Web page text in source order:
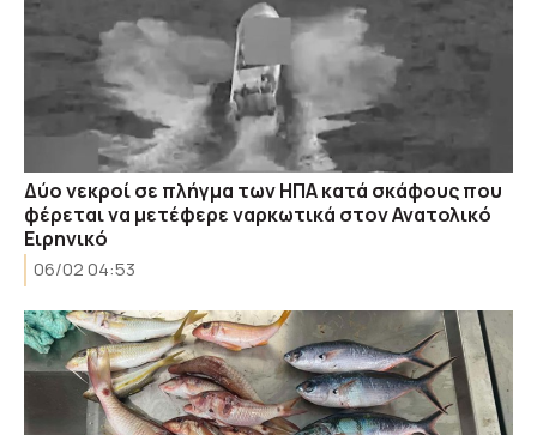
Δύο νεκροί σε πλήγμα των ΗΠΑ κατά σκάφους που
φέρεται να μετέφερε ναρκωτικά στον Ανατολικό
Ειρηνικό
06/02 04:53